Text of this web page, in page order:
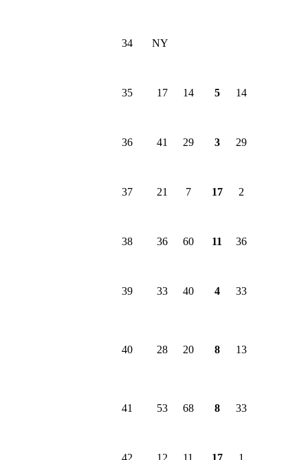
34 NY
35 17 14 5 14
36 41 29 3 29
37 21 7 17 2
38 36 60 11 36
39 33 40 4 33
40 28 20 8 13
41 53 68 8 33
42 12 11 17 1